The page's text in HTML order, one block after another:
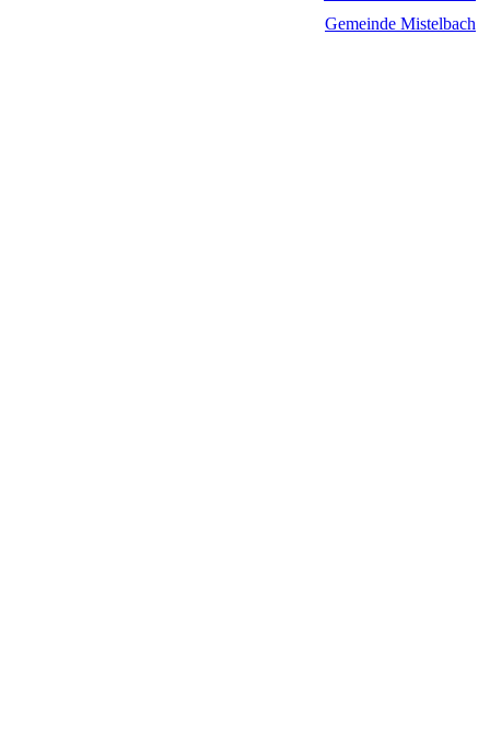
Gemeinde Mistelbach